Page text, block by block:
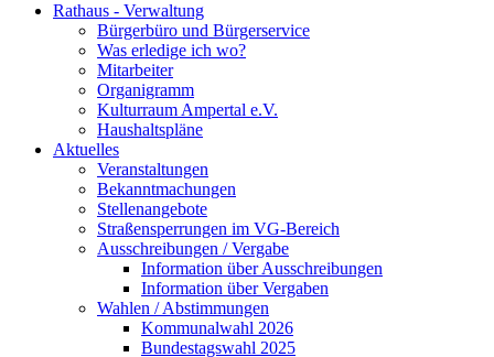
Rathaus - Verwaltung
Bürgerbüro und Bürgerservice
Was erledige ich wo?
Mitarbeiter
Organigramm
Kulturraum Ampertal e.V.
Haushaltspläne
Aktuelles
Veranstaltungen
Bekanntmachungen
Stellenangebote
Straßensperrungen im VG-Bereich
Ausschreibungen / Vergabe
Information über Ausschreibungen
Information über Vergaben
Wahlen / Abstimmungen
Kommunalwahl 2026
Bundestagswahl 2025